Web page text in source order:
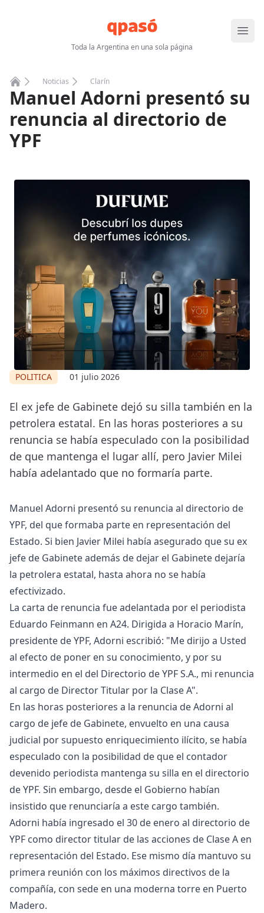
Toda la Argentina en una sola página
Abrir
Home
Noticias Clarín
Manuel Adorni presentó su
renuncia al directorio de
YPF
POLITICA 01 julio 2026
El ex jefe de Gabinete dejó su silla también en la
petrolera estatal. En las horas posteriores a su
renuncia se había especulado con la posibilidad
de que mantenga el lugar allí, pero Javier Milei
había adelantado que no formaría parte.
Manuel Adorni presentó su renuncia al directorio de
YPF, del que formaba parte en representación del
Estado. Si bien Javier Milei había asegurado que su ex
jefe de Gabinete además de dejar el Gabinete dejaría
la petrolera estatal, hasta ahora no se había
efectivizado.
La carta de renuncia fue adelantada por el periodista
Eduardo Feinmann en A24. Dirigida a Horacio Marín,
presidente de YPF, Adorni escribió: "Me dirijo a Usted
al efecto de poner en su conocimiento, y por su
intermedio en el del Directorio de YPF S.A., mi renuncia
al cargo de Director Titular por la Clase A".
En las horas posteriores a la renuncia de Adorni al
cargo de jefe de Gabinete, envuelto en una causa
judicial por supuesto enriquecimiento ilícito, se había
especulado con la posibilidad de que el contador
devenido periodista mantenga su silla en el directorio
de YPF. Sin embargo, desde el Gobierno habían
insistido que renunciaría a este cargo también.
Adorni había ingresado el 30 de enero al directorio de
YPF como director titular de las acciones de Clase A en
representación del Estado. Ese mismo día mantuvo su
primera reunión con los máximos directivos de la
compañía, con sede en una moderna torre en Puerto
Madero.